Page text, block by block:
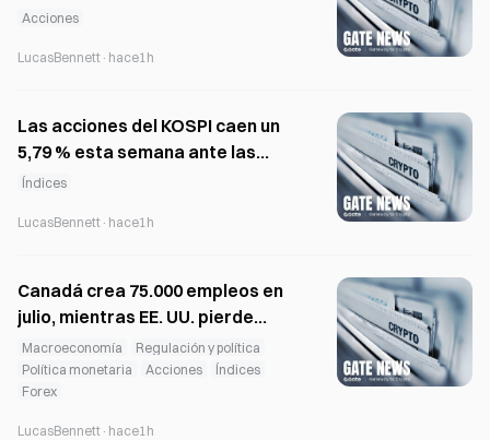
SpaceX intenta recuperar
Acciones
LucasBennett · hace1h
Las acciones del KOSPI caen un
5,79 % esta semana ante las
ventas de inversores
centrada en el IPC de EE. UU.
Índices
LucasBennett · hace1h
Canadá crea 75.000 empleos en
julio, mientras EE. UU. pierde
23.000 y la industria cripto sigue
una trayectoria divergente
Macroeconomía
Regulación y política
Política monetaria
Acciones
Índices
Forex
LucasBennett · hace1h